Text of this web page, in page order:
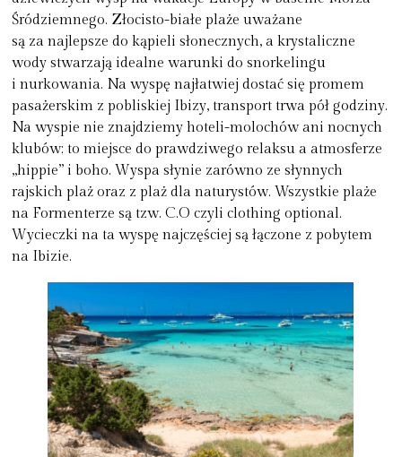
Śródziemnego. Złocisto-białe plaże uważane
są za najlepsze do kąpieli słonecznych, a krystaliczne
wody stwarzają idealne warunki do snorkelingu
i nurkowania. Na wyspę najłatwiej dostać się promem
pasażerskim z pobliskiej Ibizy, transport trwa pół godziny.
Na wyspie nie znajdziemy hoteli-molochów ani nocnych
klubów; to miejsce do prawdziwego relaksu a atmosferze
„hippie” i boho. Wyspa słynie zarówno ze słynnych
rajskich plaż oraz z plaż dla naturystów. Wszystkie plaże
na Formenterze są tzw. C.O czyli clothing optional.
Wycieczki na ta wyspę najczęściej są łączone z pobytem
na Ibizie.